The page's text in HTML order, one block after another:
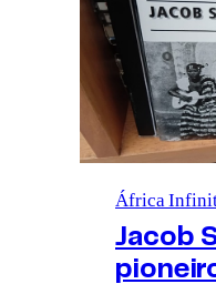
África
Jacob